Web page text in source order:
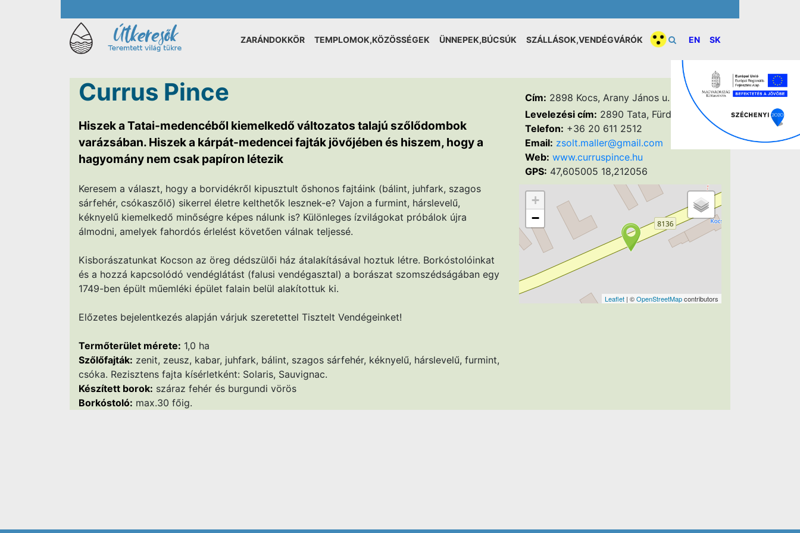
ZARÁNDOKKÖR TEMPLOMOK,KÖZÖSSÉGEK ÜNNEPEK,BÚCSÚK SZÁLLÁSOK,VENDÉGVÁRÓK EN SK
Currus Pince
Hiszek a Tatai-medencéből kiemelkedő változatos talajú szőlődombok
varázsában. Hiszek a kárpát-medencei fajták jövőjében és hiszem, hogy a
hagyomány nem csak papíron létezik
Keresem a választ, hogy a borvidékről kipusztult őshonos fajtáink (bálint, juhfark, szagos
sárfehér, csókaszőlő) sikerrel életre kelthetők lesznek-e? Vajon a furmint, hárslevelű,
kéknyelű kiemelkedő minőségre képes nálunk is? Különleges ízvilágokat próbálok újra
álmodni, amelyek fahordós érlelést követően válnak teljessé.
Kisborászatunkat Kocson az öreg dédszülői ház átalakításával hoztuk létre. Borkóstolóinkat
és a hozzá kapcsolódó vendéglátást (falusi vendégasztal) a borászat szomszédságában egy
1749-ben épült műemléki épület falain belül alakítottuk ki.
Előzetes bejelentkezés alapján várjuk szeretettel Tisztelt Vendégeinket!
Termőterület mérete: 1,0 ha
Szőlőfajták: zenit, zeusz, kabar, juhfark, bálint, szagos sárfehér, kéknyelű, hárslevelű, furmint,
csóka. Rezisztens fajta kísérletként: Solaris, Sauvignac.
Készített borok: száraz fehér és burgundi vörös
Borkóstoló: max.30 főig.
Cím: 2898 Kocs, Arany János u. 5.
Levelezési cím: 2890 Tata, Fürdő u. 18.
Telefon: +36 20 611 2512
Email: zsolt.maller@gmail.com
Web: www.curruspince.hu
GPS: 47,605005 18,212056
+
−
Leaflet | ©OpenStreetMapcontributors